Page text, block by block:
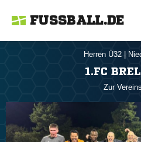
FUSSBALL.DE
Herren Ü32
1.FC
Zur